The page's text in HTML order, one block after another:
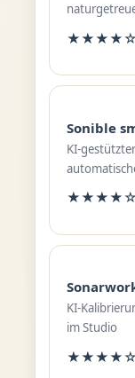
★★★★☆
Sonible
KI-
★★★★☆
KI-
im Studio
★★★★☆